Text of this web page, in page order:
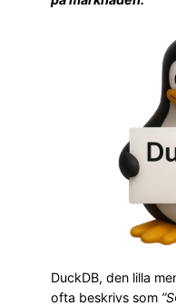
DuckDB, den lilla
ofta beskrivs som